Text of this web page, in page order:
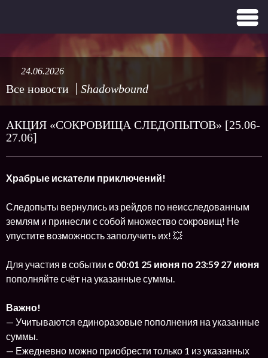
Все новости Shadowbound
24.06.2026
АКЦИЯ «СОКРОВИЩА СЛЕДОПЫТОВ» [25.06-
27.06]
Храбрые искатели приключений!
Следопыты вернулись из рейдов по неисследованным
землям и принесли с собой множество сокровищ! Не
упустите возможность заполучить их! 💥
Для участия в событии с 00:01 25 июня по 23:59 27 июня
пополняйте счёт на указанные суммы.
Важно!
— Учитываются единоразовые пополнения на указанные
суммы.
— Ежедневно можно приобрести только 1 из указанных